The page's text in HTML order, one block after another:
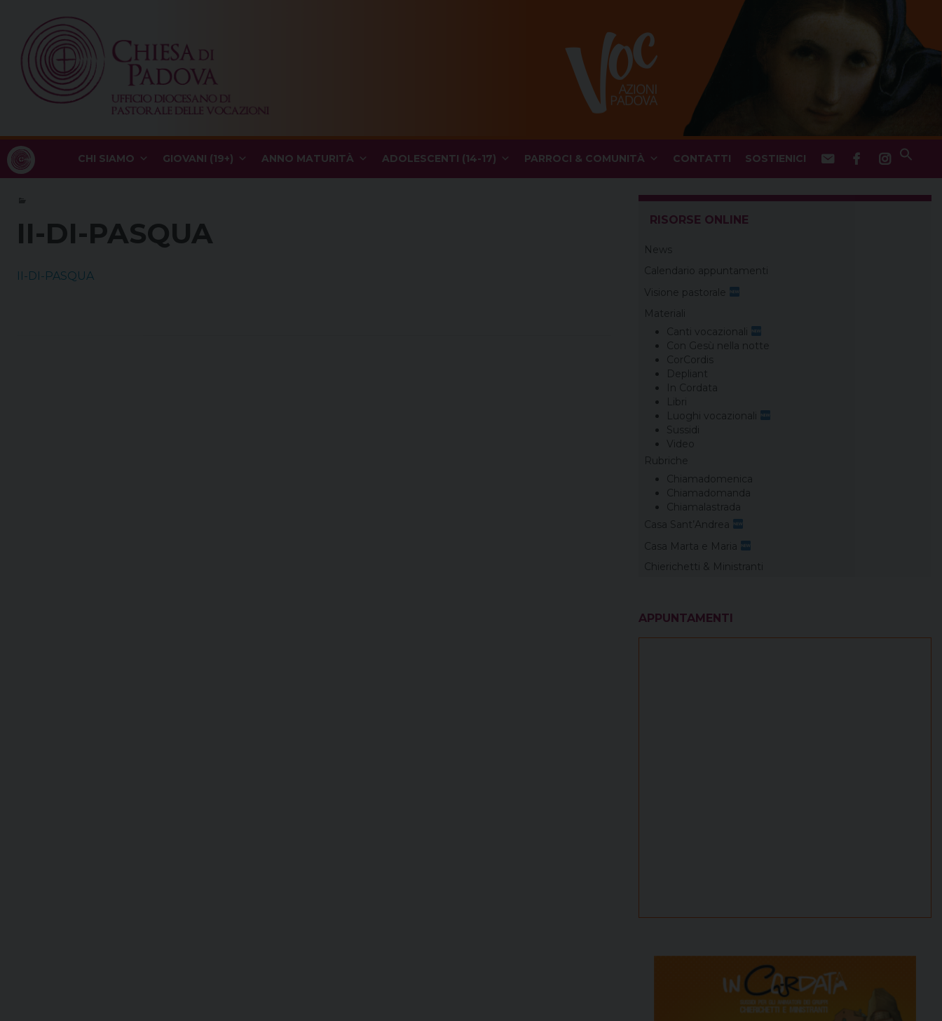
content
CHI SIAMO GIOVANI (19+) ANNO MATURITÀ ADOLESCENTI (14-17) PARROCI & COMUNITÀ CONTATTI SOSTIENICI
II-DI-PASQUA
II-DI-PASQUA
RISORSE ONLINE
News
Calendario appuntamenti
Visione pastorale
Materiali
Canti vocazionali
Con Gesù nella notte
CorCordis
Depliant
In Cordata
Libri
Luoghi vocazionali
Sussidi
Video
Rubriche
Chiamadomenica
Chiamadomanda
Chiamalastrada
Casa Sant’Andrea
Casa Marta e Maria
Chierichetti & Ministranti
APPUNTAMENTI